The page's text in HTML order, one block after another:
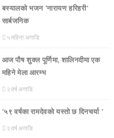
बस्यालको भजन ‘नारायण हरिहरी’
सार्बजनिक
५ महिना अगाडि
आज पौष शुक्ल पूर्णिमा, शालिनदीमा एक
महिने मेला आरम्भ
२ वर्ष अगाडि
‘५९ वर्षका रामदेवकाे यस्ताे छ दिनचर्या ’
२ वर्ष अगाडि